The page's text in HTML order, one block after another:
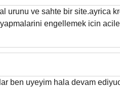
urunu ve sahte bir site.ayrica
engellemek icin
ben uyeyim hala devam